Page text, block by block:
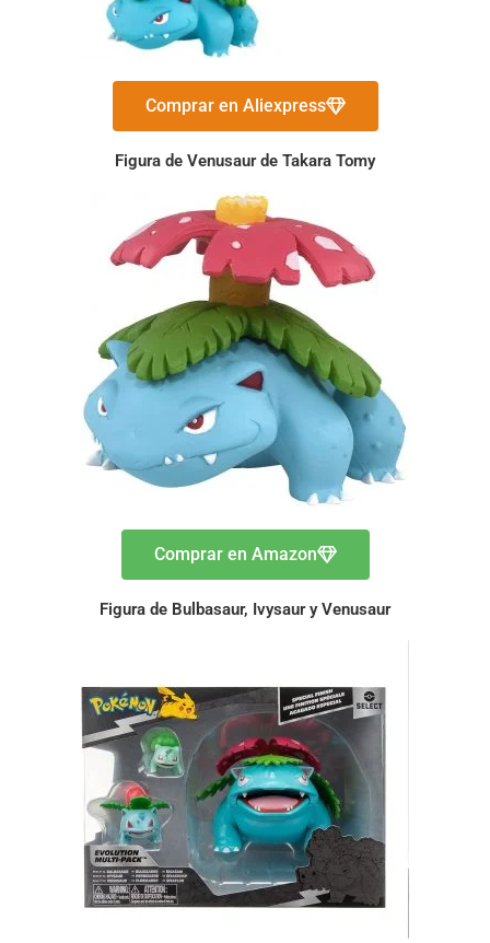
Comprar en Aliexpress
Figura de Venusaur de Takara Tomy
Comprar en Amazon
Figura de Bulbasaur, Ivysaur y Venusaur